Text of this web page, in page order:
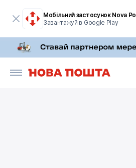
Мобільний застосунок Nova
Завантажуй в Google Play